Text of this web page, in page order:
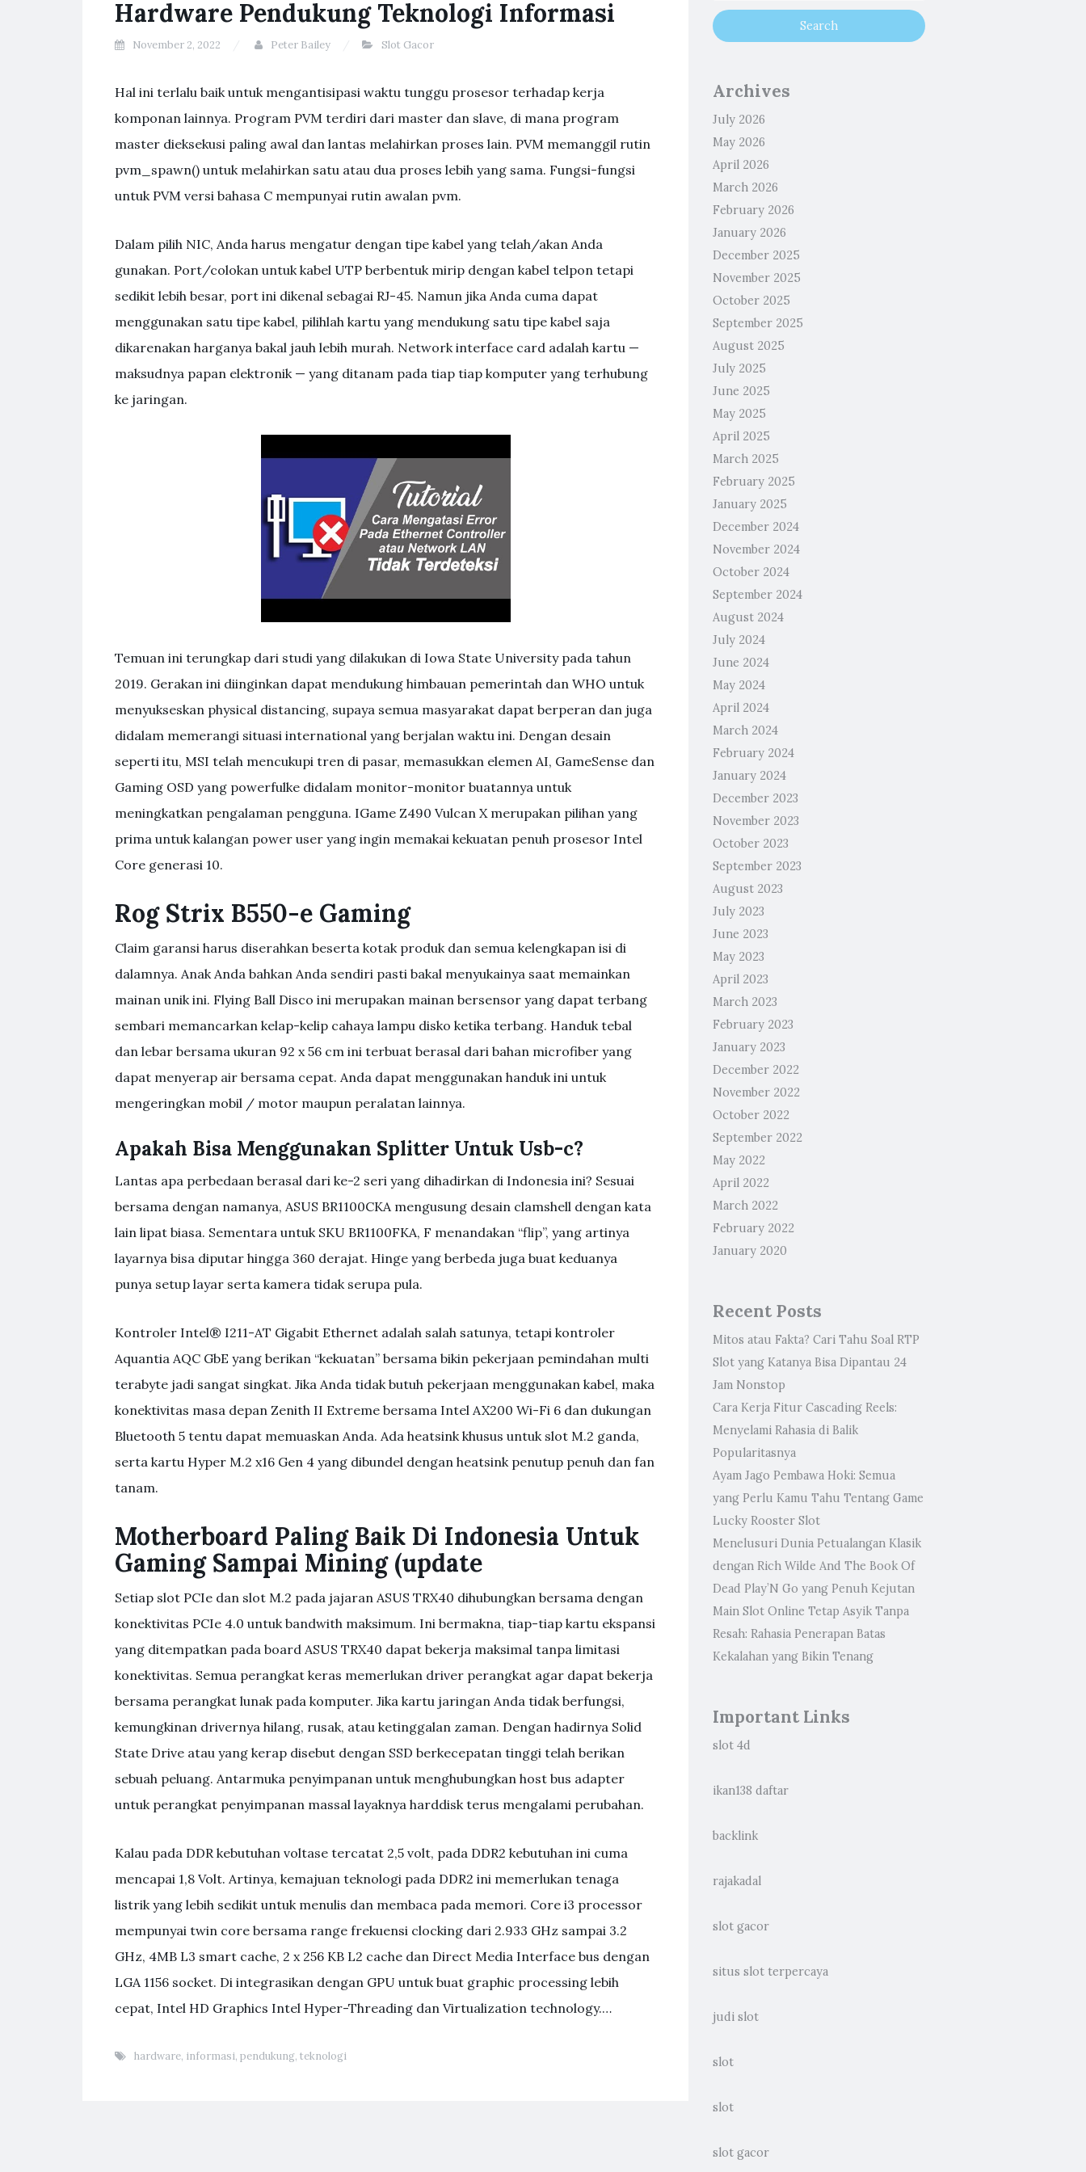
Hardware Pendukung Teknologi Informasi
November 2, 2022 Peter Bailey Slot Gacor
Hal ini terlalu baik untuk mengantisipasi waktu tunggu prosesor terhadap kerja
komponan lainnya. Program PVM terdiri dari master dan slave, di mana program
master dieksekusi paling awal dan lantas melahirkan proses lain. PVM memanggil rutin
pvm_spawn() untuk melahirkan satu atau dua proses lebih yang sama. Fungsi-fungsi
untuk PVM versi bahasa C mempunyai rutin awalan pvm.
Dalam pilih NIC, Anda harus mengatur dengan tipe kabel yang telah/akan Anda
gunakan. Port/colokan untuk kabel UTP berbentuk mirip dengan kabel telpon tetapi
sedikit lebih besar, port ini dikenal sebagai RJ-45. Namun jika Anda cuma dapat
menggunakan satu tipe kabel, pilihlah kartu yang mendukung satu tipe kabel saja
dikarenakan harganya bakal jauh lebih murah. Network interface card adalah kartu —
maksudnya papan elektronik — yang ditanam pada tiap tiap komputer yang terhubung
ke jaringan.
Temuan ini terungkap dari studi yang dilakukan di Iowa State University pada tahun
2019. Gerakan ini diinginkan dapat mendukung himbauan pemerintah dan WHO untuk
menyukseskan physical distancing, supaya semua masyarakat dapat berperan dan juga
didalam memerangi situasi international yang berjalan waktu ini. Dengan desain
seperti itu, MSI telah mencukupi tren di pasar, memasukkan elemen AI, GameSense dan
Gaming OSD yang powerfulke didalam monitor-monitor buatannya untuk
meningkatkan pengalaman pengguna. IGame Z490 Vulcan X merupakan pilihan yang
prima untuk kalangan power user yang ingin memakai kekuatan penuh prosesor Intel
Core generasi 10.
Rog Strix B550-e Gaming
Claim garansi harus diserahkan beserta kotak produk dan semua kelengkapan isi di
dalamnya. Anak Anda bahkan Anda sendiri pasti bakal menyukainya saat memainkan
mainan unik ini. Flying Ball Disco ini merupakan mainan bersensor yang dapat terbang
sembari memancarkan kelap-kelip cahaya lampu disko ketika terbang. Handuk tebal
dan lebar bersama ukuran 92 x 56 cm ini terbuat berasal dari bahan microfiber yang
dapat menyerap air bersama cepat. Anda dapat menggunakan handuk ini untuk
mengeringkan mobil / motor maupun peralatan lainnya.
Apakah Bisa Menggunakan Splitter Untuk Usb-c?
Lantas apa perbedaan berasal dari ke-2 seri yang dihadirkan di Indonesia ini? Sesuai
bersama dengan namanya, ASUS BR1100CKA mengusung desain clamshell dengan kata
lain lipat biasa. Sementara untuk SKU BR1100FKA, F menandakan “flip”, yang artinya
layarnya bisa diputar hingga 360 derajat. Hinge yang berbeda juga buat keduanya
punya setup layar serta kamera tidak serupa pula.
Kontroler Intel® I211-AT Gigabit Ethernet adalah salah satunya, tetapi kontroler
Aquantia AQC GbE yang berikan “kekuatan” bersama bikin pekerjaan pemindahan multi
terabyte jadi sangat singkat. Jika Anda tidak butuh pekerjaan menggunakan kabel, maka
konektivitas masa depan Zenith II Extreme bersama Intel AX200 Wi-Fi 6 dan dukungan
Bluetooth 5 tentu dapat memuaskan Anda. Ada heatsink khusus untuk slot M.2 ganda,
serta kartu Hyper M.2 x16 Gen 4 yang dibundel dengan heatsink penutup penuh dan fan
tanam.
Motherboard Paling Baik Di Indonesia Untuk
Gaming Sampai Mining (update
Setiap slot PCIe dan slot M.2 pada jajaran ASUS TRX40 dihubungkan bersama dengan
konektivitas PCIe 4.0 untuk bandwith maksimum. Ini bermakna, tiap-tiap kartu ekspansi
yang ditempatkan pada board ASUS TRX40 dapat bekerja maksimal tanpa limitasi
konektivitas. Semua perangkat keras memerlukan driver perangkat agar dapat bekerja
bersama perangkat lunak pada komputer. Jika kartu jaringan Anda tidak berfungsi,
kemungkinan drivernya hilang, rusak, atau ketinggalan zaman. Dengan hadirnya Solid
State Drive atau yang kerap disebut dengan SSD berkecepatan tinggi telah berikan
sebuah peluang. Antarmuka penyimpanan untuk menghubungkan host bus adapter
untuk perangkat penyimpanan massal layaknya harddisk terus mengalami perubahan.
Kalau pada DDR kebutuhan voltase tercatat 2,5 volt, pada DDR2 kebutuhan ini cuma
mencapai 1,8 Volt. Artinya, kemajuan teknologi pada DDR2 ini memerlukan tenaga
listrik yang lebih sedikit untuk menulis dan membaca pada memori. Core i3 processor
mempunyai twin core bersama range frekuensi clocking dari 2.933 GHz sampai 3.2
GHz, 4MB L3 smart cache, 2 x 256 KB L2 cache dan Direct Media Interface bus dengan
LGA 1156 socket. Di integrasikan dengan GPU untuk buat graphic processing lebih
cepat, Intel HD Graphics Intel Hyper-Threading dan Virtualization technology.…
hardware, informasi, pendukung, teknologi
Archives
July 2026
May 2026
April 2026
March 2026
February 2026
January 2026
December 2025
November 2025
October 2025
September 2025
August 2025
July 2025
June 2025
May 2025
April 2025
March 2025
February 2025
January 2025
December 2024
November 2024
October 2024
September 2024
August 2024
July 2024
June 2024
May 2024
April 2024
March 2024
February 2024
January 2024
December 2023
November 2023
October 2023
September 2023
August 2023
July 2023
June 2023
May 2023
April 2023
March 2023
February 2023
January 2023
December 2022
November 2022
October 2022
September 2022
May 2022
April 2022
March 2022
February 2022
January 2020
Recent Posts
Mitos atau Fakta? Cari Tahu Soal RTP
Slot yang Katanya Bisa Dipantau 24
Jam Nonstop
Cara Kerja Fitur Cascading Reels:
Menyelami Rahasia di Balik
Popularitasnya
Ayam Jago Pembawa Hoki: Semua
yang Perlu Kamu Tahu Tentang Game
Lucky Rooster Slot
Menelusuri Dunia Petualangan Klasik
dengan Rich Wilde And The Book Of
Dead Play’N Go yang Penuh Kejutan
Main Slot Online Tetap Asyik Tanpa
Resah: Rahasia Penerapan Batas
Kekalahan yang Bikin Tenang
Important Links
slot 4d
ikan138 daftar
backlink
rajakadal
slot gacor
situs slot terpercaya
judi slot
slot
slot
slot gacor